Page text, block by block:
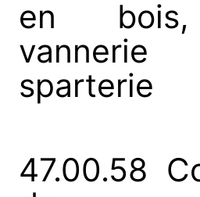
en
sparterie
47.00.58